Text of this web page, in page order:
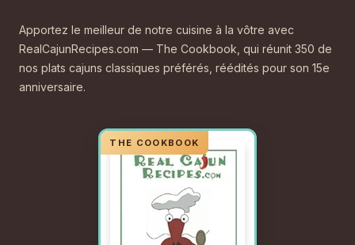
Apportez le meilleur de notre cuisine à la vôtre avec
RealCajunRecipes.com — The Cookbook, qui réunit 350 de
nos plats cajuns classiques préférés, réédités pour son 15e
anniversaire.